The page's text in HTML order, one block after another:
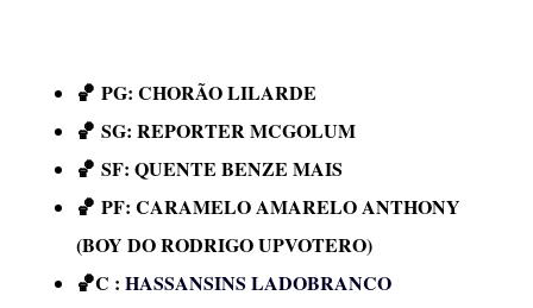
PG: CHORÃO LILARDE
🏀 SG: REPORTER MCGOLUM
🏀 SF: QUENTE BENZE MAIS
🏀 PF: CARAMELO AMARELO ANTHONY
(BOY DO RODRIGO UPVOTERO)
🏀C : HASSANSINS LADOBRANCO